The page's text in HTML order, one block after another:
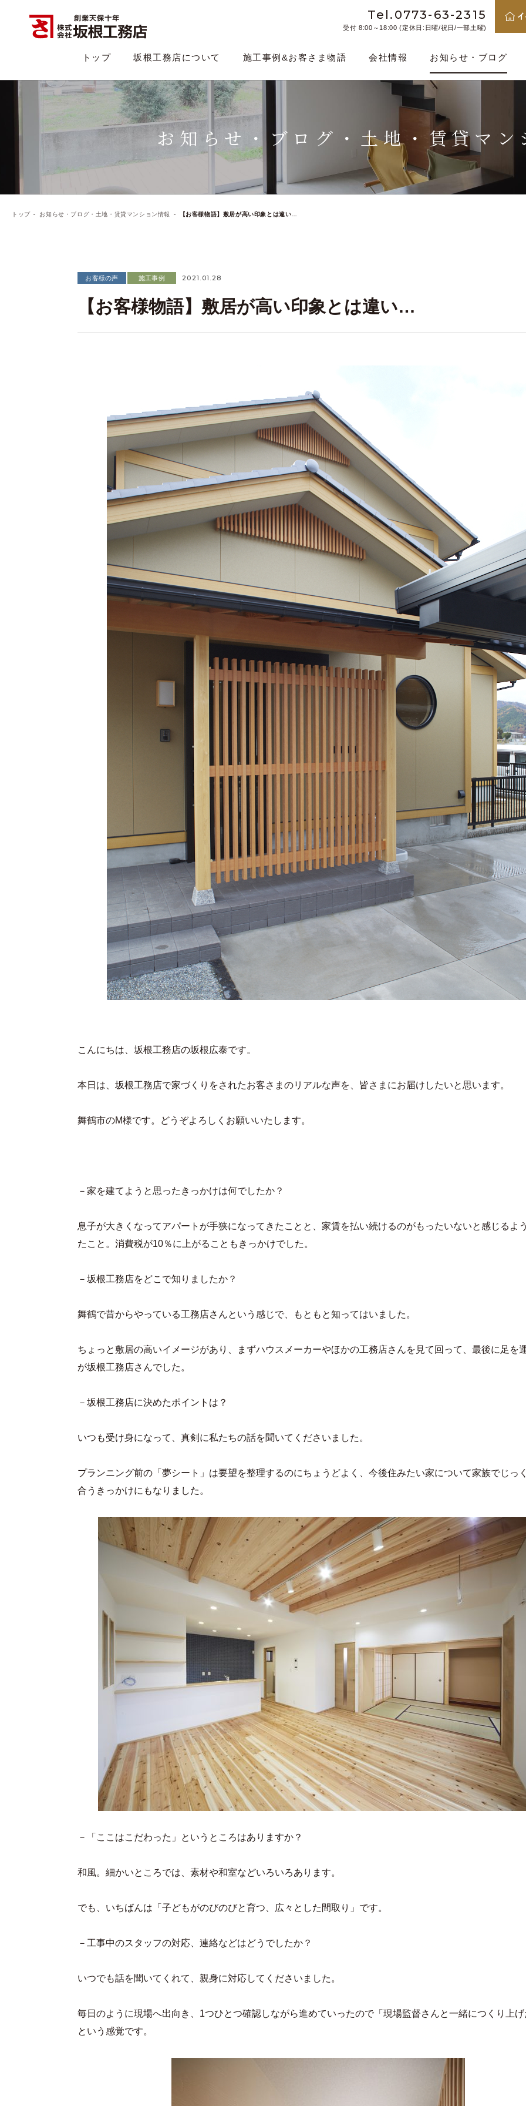
Tel.0773-63-2315
受付 8:00～18:00 (定休日:日曜/祝日/一部土曜)
トップ 坂根工務店について 施工事例&お客さま物語 会社情報 お知らせ・ブログ
お知らせ・ブログ・ 土地・賃貸マ
トップ お知らせ・ブログ・土地・賃貸マンション情報 【お客様物語】敷居が高い印象とは違い…
お客様の声 施工事例 2021.01.28
【お客様物語】敷居が高い印象とは違い…
こんにちは、坂根工務店の坂根広泰です。
本日は、坂根工務店で家づくりをされたお客さまのリアルな声を、皆さまにお届けしたいと思います。
舞鶴市のM様です。どうぞよろしくお願いいたします。
－家を建てようと思ったきっかけは何でしたか？
息子が大きくなってアパートが手狭になってきたことと、家賃を払い続けるのがもったいないと感じるよ
たこと。消費税が10％に上がることもきっかけでした。
－坂根工務店をどこで知りましたか？
舞鶴で昔からやっている工務店さんという感じで、もともと知ってはいました。
ちょっと敷居の高いイメージがあり、まずハウスメーカーやほかの工務店さんを見て回って、最後に足を
が坂根工務店さんでした。
－坂根工務店に決めたポイントは？
いつも受け身になって、真剣に私たちの話を聞いてくださいました。
プランニング前の「夢シート」は要望を整理するのにちょうどよく、今後住みたい家について家族でじっ
合うきっかけにもなりました。
－「ここはこだわった」というところはありますか？
和風。細かいところでは、素材や和室などいろいろあります。
でも、いちばんは「子どもがのびのびと育つ、広々とした間取り」です。
－工事中のスタッフの対応、連絡などはどうでしたか？
いつでも話を聞いてくれて、親身に対応してくださいました。
毎日のように現場へ出向き、1つひとつ確認しながら進めていったので「現場監督さんと一緒につくり上
という感覚です。